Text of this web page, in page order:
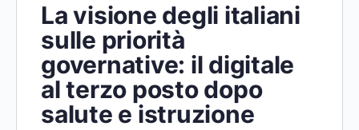
La visione degli italiani
sulle priorità
governative: il digitale
al terzo posto dopo
salute e istruzione